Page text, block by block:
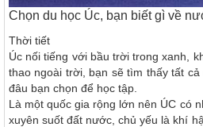
Chọn du học Úc, bạn biết gì về
Thời tiết
Úc nối tiếng với bầu trời trong xanh,
thao ngoài trời, bạn sẽ tìm thấy tất
đâu bạn chọn để học tập.
Là một quốc gia rộng lớn nên ÚC có
xuyên suốt đất nước, chủ yếu là khí